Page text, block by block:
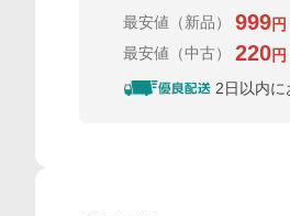
最安値 （新品） 999円
最安値 （中古） 220円
2日以内に